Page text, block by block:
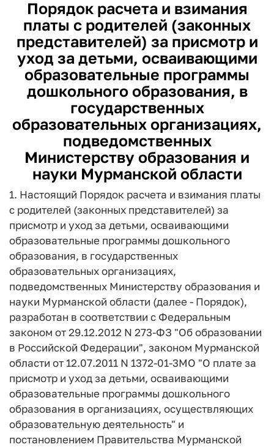
Порядок расчета и взимания
платы с родителей (законных
представителей) за присмотр и
уход за детьми, осваивающими
образовательные программы
дошкольного образования, в
государственных
образовательных организациях,
подведомственных
Министерству образования и
науки Мурманской области
1. Настоящий Порядок расчета и взимания платы
с родителей (законных представителей) за
присмотр и уход за детьми, осваивающими
образовательные программы дошкольного
образования, в государственных
образовательных организациях,
подведомственных Министерству образования и
науки Мурманской области (далее - Порядок),
разработан в соответствии с Федеральным
законом от 29.12.2012 N 273-ФЗ "Об образовании
в Российской Федерации", законом Мурманской
области от 12.07.2011 N 1372-01-3MO "О плате за
присмотр и уход за детьми, осваивающими
образовательные программы дошкольного
образования в организациях, осуществляющих
образовательную деятельность" и
постановлением Правительства Мурманской